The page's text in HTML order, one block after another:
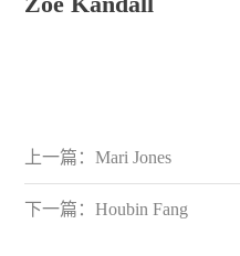
上一篇：Mari Jones
下一篇：Houbin Fang